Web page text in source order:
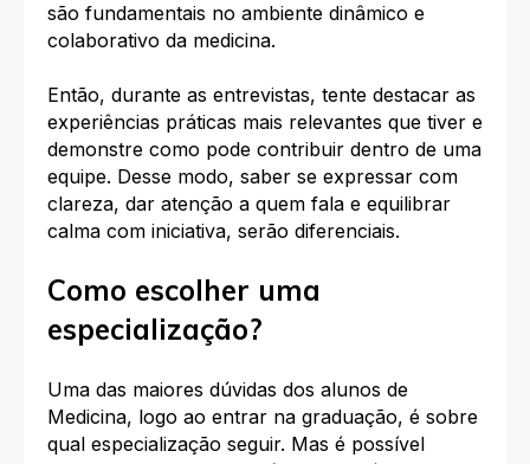
são fundamentais no ambiente dinâmico e
colaborativo da medicina.
Então, durante as entrevistas, tente destacar as
experiências práticas mais relevantes que tiver e
demonstre como pode contribuir dentro de uma
equipe. Desse modo, saber se expressar com
clareza, dar atenção a quem fala e equilibrar
calma com iniciativa, serão diferenciais.
Como escolher uma
especialização?
Uma das maiores dúvidas dos alunos de
Medicina, logo ao entrar na graduação, é sobre
qual especialização seguir. Mas é possível